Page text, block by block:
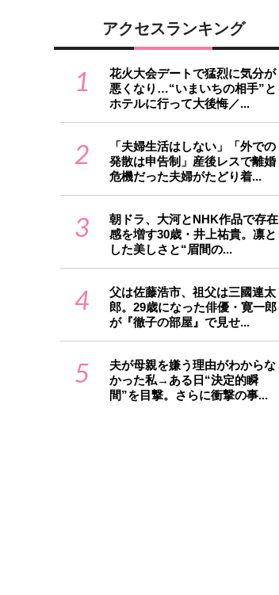
アクセスランキング
1
花火大会デートで猛烈に気分が
悪くなり…“いまいちの相手”と
ホテルに行って大後悔／...
2
「夫婦生活はしない」「外での
発散は申告制」産後レスで離婚
危機だった夫婦がたどり着...
3
朝ドラ、大河とNHK作品で存在
感を増す30歳・井上祐貴。凛と
した美しさと“眉間の...
4
父は佐藤浩市、祖父は三國連太
郎。29歳になった俳優・寛一郎
が『徹子の部屋』で見せ...
5
夫が母親を嫌う理由がわからな
かった私→ある日“決定的瞬
間”を目撃。さらに衝撃の事...